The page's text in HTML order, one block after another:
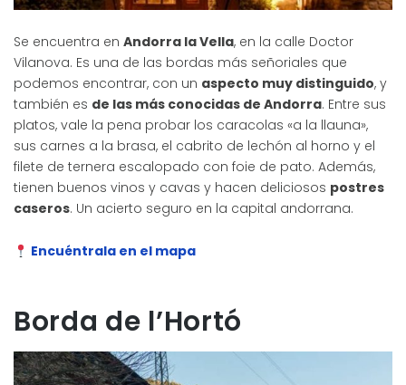
Se encuentra en Andorra la Vella, en la calle Doctor
Vilanova. Es una de las bordas más señoriales que
podemos encontrar, con un aspecto muy distinguido, y
también es de las más conocidas de Andorra. Entre sus
platos, vale la pena probar los caracolas «a la llauna»,
sus carnes a la brasa, el cabrito de lechón al horno y el
filete de ternera escalopado con foie de pato. Además,
tienen buenos vinos y cavas y hacen deliciosos postres
caseros. Un acierto seguro en la capital andorrana.
Encuéntrala en el mapa
Borda de l’Hortó